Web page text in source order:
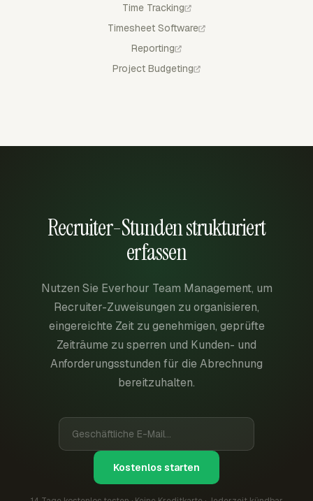
Time Tracking
Timesheet Software
Reporting
Project Budgeting
Recruiter-Stunden strukturiert
erfassen
Nutzen Sie Everhour Team Management, um
Recruiter-Zuweisungen zu organisieren,
eingereichte Zeit zu genehmigen, geprüfte
Zeiträume zu sperren und Kunden- und
Anforderungsstunden für die Abrechnung
bereitzuhalten.
Kostenlos starten